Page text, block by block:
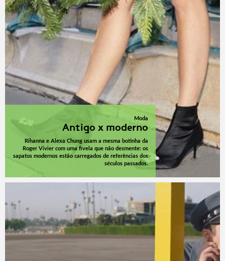
Moda
Antigo x moderno
Rihanna e Alexa Chung usam a mesma botinha da
Roger Vivier com uma fivela que não desmente: os
sapatos modernos estão carregados de referências dos
séculos passados.